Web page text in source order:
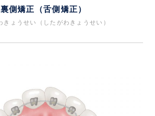
裏側矯正（舌側矯正）